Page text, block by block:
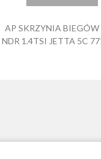
AP SKRZYNIA BIEGÓW
NDR 1.4TSI JETTA 5C